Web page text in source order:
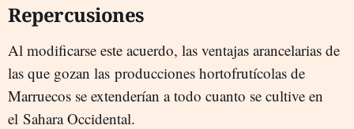
Repercusiones
Al modificarse este acuerdo, las ventajas arancelarias de
las que gozan las producciones hortofrutícolas de
Marruecos se extenderían a todo cuanto se cultive en
el Sahara Occidental.